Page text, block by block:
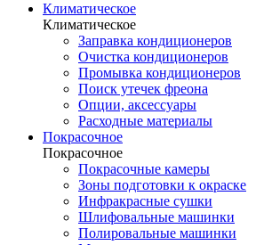
Климатическое
Климатическое
Заправка кондиционеров
Очистка кондиционеров
Промывка кондиционеров
Поиск утечек фреона
Опции, аксессуары
Расходные материалы
Покрасочное
Покрасочное
Покрасочные камеры
Зоны подготовки к окраске
Инфракрасные сушки
Шлифовальные машинки
Полировальные машинки